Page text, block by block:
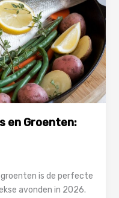
en Groenten:
is de perfecte
avonden in 2026.